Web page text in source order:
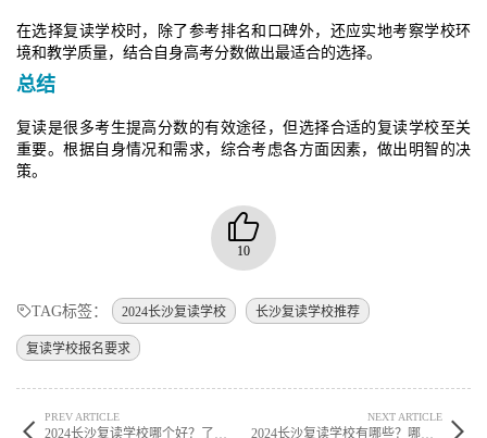
在选择复读学校时，除了参考排名和口碑外，还应实地考察学校环
境和教学质量，结合自身高考分数做出最适合的选择。
总结
复读是很多考生提高分数的有效途径，但选择合适的复读学校至关
重要。根据自身情况和需求，综合考虑各方面因素，做出明智的决
策。
10
TAG标签： 2024长沙复读学校 长沙复读学校推荐
复读学校报名要求
PREV ARTICLE
2024长沙复读学校哪个好？了解2024年最新的补习班选择
NEXT ARTICLE
2024长沙复读学校有哪些？哪个补习班比较好？